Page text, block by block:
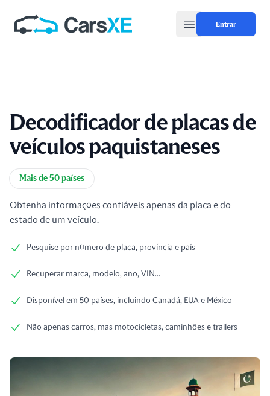
Open main menu
Entrar
Decodificador de placas de
veículos paquistaneses
Informações do produto
Mais de 50 países
Obtenha informações confiáveis apenas da placa e do
estado de um veículo.
Pesquise por número de placa, província e país
Recuperar marca, modelo, ano, VIN...
Disponível em 50 países, incluindo Canadá, EUA e México
Não apenas carros, mas motocicletas, caminhões e trailers